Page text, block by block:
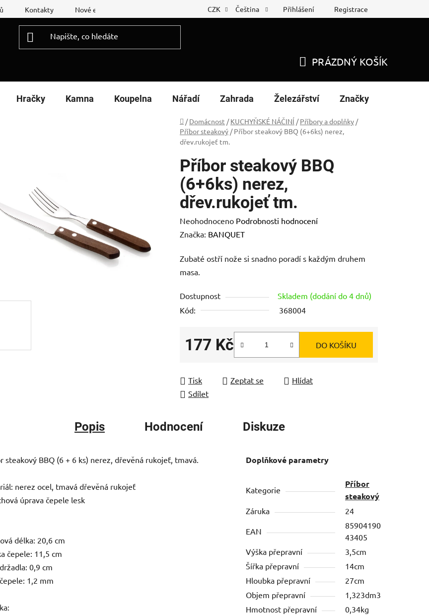
Kontakty Nové energetické štítky Reklamační list Nákup na splátky
CZK Čeština Přihlášení Registrace
KOŠÍK
PRÁZDNÝ KOŠÍK
Hračky Kamna Koupelna Nářadí Zahrada Železářství Značky
Domů
/ Domácnost / KUCHYŇSKÉ NÁČINÍ / Příbory a doplňky /
Příbor steakový / Příbor steakový BBQ (6+6ks) nerez,
dřev.rukojeť tm.
Příbor steakový BBQ
(6+6ks) nerez,
dřev.rukojeť tm.
Průměrné
hodnocení
je
0,0
5
hvězdiček.
Neohodnoceno Podrobnosti hodnocení
Značka: BANQUET
Zubaté ostří nože si snadno poradí s každým druhem
masa.
Dostupnost
Skladem (dodání do 4 dnů)
Kód:
368004
177 Kč DO KOŠÍKU
Tisk Zeptat se
Hlídat
Sdílet
Popis Hodnocení Diskuze
steakový BBQ (6 + 6 ks) nerez, dřevěná rukojeť, tmavá.
nerez ocel, tmavá dřevěná rukojeť
úprava čepele lesk
délka: 20,6 cm
čepele: 11,5 cm
0,9 cm
1,2 mm
Doplňkové parametry
Kategorie
Příbor
steakový
Záruka 24
EAN
85904190
43405
Výška přepravní
3,5cm
Šířka přepravní
14cm
Hloubka přepravní
27cm
Objem přepravní
1,323dm3
Hmotnost přepravní
0,34kg